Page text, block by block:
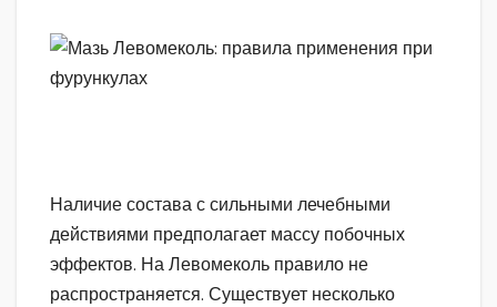
Наличие состава с сильными лечебными
действиями предполагает массу побочных
эффектов. На Левомеколь правило не
распространяется. Существует несколько